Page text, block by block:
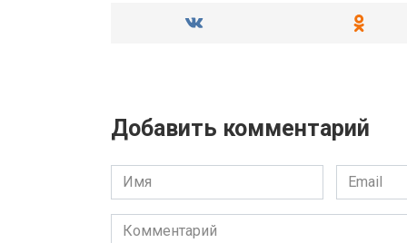
Добавить комментарий
Имя Email
Комментарий